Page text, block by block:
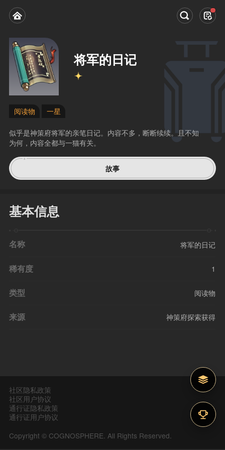
将军的日记
阅读物 一星
似乎是神策府将军的亲笔日记。内容不多，断断续续。且不知
为何，内容全都与一猫有关。
故事
基本信息
名称 将军的日记
稀有度 1
类型 阅读物
来源 神策府探索获得
社区隐私政策
社区用户协议
通行证隐私政策
通行证用户协议
Copyright © COGNOSPHERE. All Rights Reserved.